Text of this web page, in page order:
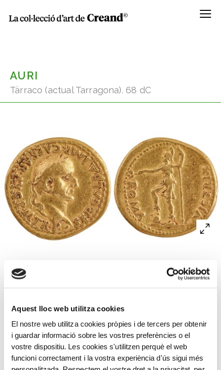
Aquest lloc web utilitza cookies
El nostre web utilitza cookies pròpies i de tercers per obtenir
i guardar informació sobre les vostres preferències o el
vostre dispositiu. Les cookies s'utilitzen perquè el web
funcioni correctament i la vostra experiència d'ús sigui més
Menú
AURI
Tàrraco (actual Tarragona). 68 dC
A l’anvers, bust de Galba llorejat envoltat per la llegenda
SER(vius) GALBA IMP(erator) CAESAR AVG(ustus)
P(ontifex) M(aximus) TR(ibunitia) P(otestate I) i una
casc i vestimenta militar, amb el peu dret sobre un
globus, una branca d’olivera a la mà dreta i una llança a
l’esquerra. Al voltant de la figura, la llegenda ROMA
VICTRIX i una gràfila de punts.